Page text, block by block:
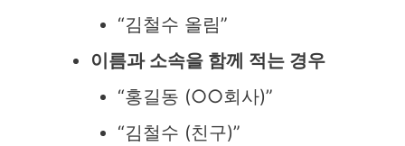
“김철수 올림”
이름과 소속을 함께 적는 경우
“홍길동 (○○회사)”
“김철수 (친구)”